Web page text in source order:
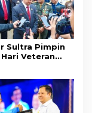
Sultra Pimpin
Veteran
Bangsa